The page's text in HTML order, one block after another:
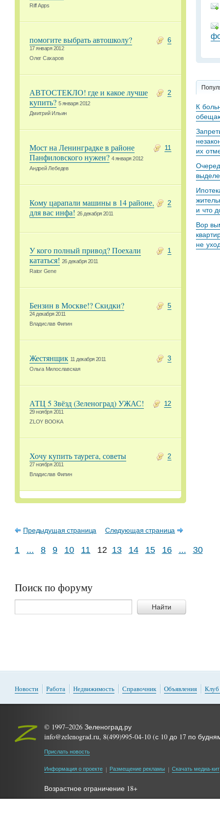
Riff Apps
6
помогите выбрать автошколу?
17 января 2012
Олег Сахаров
2
АВТОСТЕКЛО! где и какое лучше
купить? 5 января 2012
Дмитрий Ильин
11
Мост на Ленинградке в районе
Панфиловского нужен? 4 января 2012
Андрей Лебедев
2
Кому царапали машины в 14 районе,
для вас инфа! 26 декабря 2011
1
У кого полный привод? Поехали
кататься! 26 декабря 2011
Rator Gene
5
Бензин в Москве!? Скидки?
24 декабря 2011
Владислав Филин
3
Жестянщик 11 декабря 2011
Ольга Милославская
12
АТЦ 5 Звёзд (Зеленоград) УЖАС!
29 ноября 2011
ZLOY BOOKA
2
Хочу купить таурега, советы
27 ноября 2011
Владислав Филин
Предыдущая страница Следующая страница
1 ... 8 9 10 11 12 13 14 15 16 ... 30
Поиск по форуму
Найти
К
их
и что
Вор
не
Новости Работа Недвижимость Справочник Объявления Клуб
© 1997–2026 Зеленоград.ру
info@zelenograd.ru, 8(499)995-04-10 (с 10 до 17 по
Прислать новость
Информация о проекте Размещение рекламы Скачать медиа-кит
Возрастное ограничение 18+